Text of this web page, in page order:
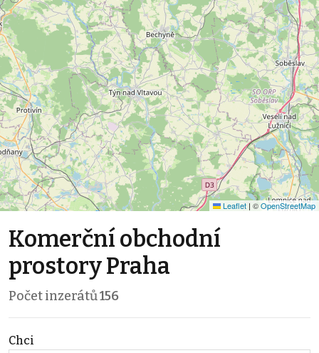
Leaflet | ©OpenStreetMap
Komerční obchodní
prostory Praha
Počet inzerátů156
Chci